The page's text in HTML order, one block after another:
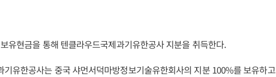
유현금을 통해 텐클라우드국제과기유한공사 지분을 취득한다.
기유한공사는 중국 샤먼서덕마방정보기술유한회사의 지분 100%를 보유하고